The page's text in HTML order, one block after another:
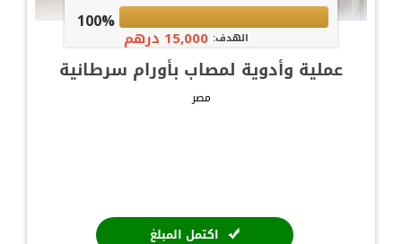
100%
الهدف: 15,000 درهم
عملية وأدوية لمصاب بأورام سرطانية
مصر
اكتمل المبلغ